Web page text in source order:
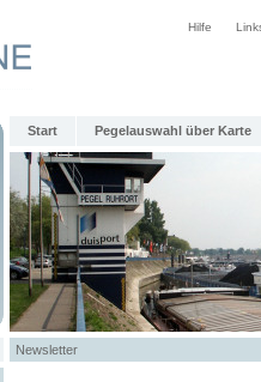
Hilfe
Start Pegelauswahl über Karte
Newsletter